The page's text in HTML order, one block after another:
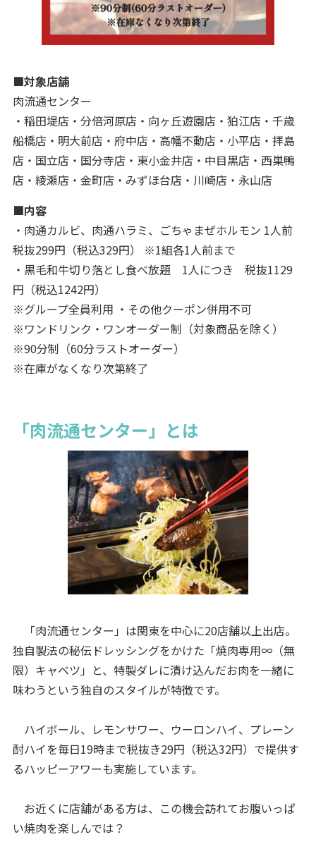
■対象店舗
肉流通センター
・稲田堤店・分倍河原店・向ヶ丘遊園店・狛江店・千歳
船橋店・明大前店・府中店・高幡不動店・小平店・拝島
店・国立店・国分寺店・東小金井店・中目黒店・西巣鴨
店・綾瀬店・金町店・みずほ台店・川崎店・永山店
■内容
・肉通カルビ、肉通ハラミ、ごちゃまぜホルモン 1人前
税抜299円（税込329円） ※1組各1人前まで
・黒毛和牛切り落とし食べ放題 1人につき 税抜1129
円（税込1242円）
※グループ全員利用 ・その他クーポン併用不可
※ワンドリンク・ワンオーダー制（対象商品を除く）
※90分制（60分ラストオーダー）
※在庫がなくなり次第終了
「肉流通センター」とは
「肉流通センター」は関東を中心に20店舗以上出店。
独自製法の秘伝ドレッシングをかけた「焼肉専用∞（無
限）キャベツ」と、特製ダレに漬け込んだお肉を一緒に
味わうという独自のスタイルが特徴です。
ハイボール、レモンサワー、ウーロンハイ、プレーン
酎ハイを毎日19時まで税抜き29円（税込32円）で提供す
るハッピーアワーも実施しています。
お近くに店舗がある方は、この機会訪れてお腹いっぱ
い焼肉を楽しんでは？